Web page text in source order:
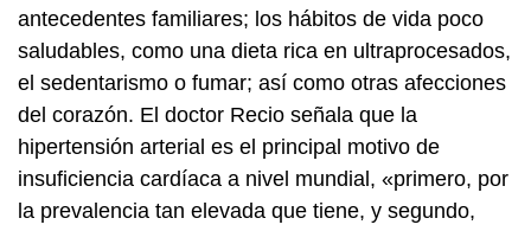
antecedentes familiares; los hábitos de vida poco
saludables, como una dieta rica en ultraprocesados,
el sedentarismo o fumar; así como otras afecciones
del corazón. El doctor Recio señala que la
hipertensión arterial es el principal motivo de
insuficiencia cardíaca a nivel mundial, «primero, por
la prevalencia tan elevada que tiene, y segundo,